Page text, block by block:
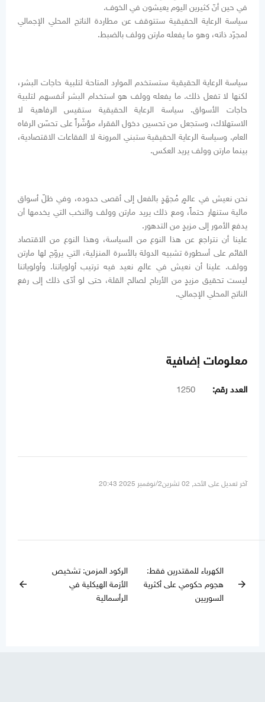
في حين أنّ كثيرين اليوم يعيشون في الخوف.
سياسة الرعاية الحقيقية ستتوقف عن مطاردة الناتج المحلي الإجمالي
لمجرّد ذاته، وهو ما يفعله مارتن وولف بالضبط.
سياسة الرعاية الحقيقية ستستخدم الموارد المتاحة لتلبية حاجات البشر،
لكنها لا تفعل ذلك. ما يفعله وولف هو استخدام البشر أنفسهم لتلبية
حاجات الأسواق. سياسة الرعاية الحقيقية ستقيس الرفاهية لا
الاستهلاك، وستجعل من تحسين دخول الفقراء مؤشّراً على تحسّن الرفاه
العام. وسياسة الرعاية الحقيقية ستبني المرونة لا الفقاعات الاقتصادية،
بينما مارتن وولف يريد العكس.
نحن نعيش في عالمٍ مُجهَدٍ بالفعل إلى أقصى حدوده، وفي ظلّ أسواق
مالية ستنهار حتماً، ومع ذلك يريد مارتن وولف والنخب التي يخدمها أن
يدفع الأمور إلى مزيدٍ من التدهور.
علينا أن نتراجع عن هذا النوع من السياسة، وهذا النوع من الاقتصاد
القائم على أسطورة تشبيه الدولة بالأسرة المنزلية، التي يروّج لها مارتن
وولف. علينا أن نعيش في عالمٍ نعيد فيه ترتيب أولوياتنا. وأولوياتنا
ليست تحقيق مزيدٍ من الأرباح لصالح القلة، حتى لو أدّى ذلك إلى رفع
الناتج المحلي الإجمالي.
معلومات إضافية
العدد رقم: 1250
آخر تعديل على الأحد, 02 تشرين2/نوفمبر 2025 20:43
arrow_forward
الكهرباء للمقتدرين فقط:
هجوم حكومي على أكثرية
السوريين
الركود المزمن: تشخيص
الأزمة الهيكلية في
الرأسمالية
arrow_back